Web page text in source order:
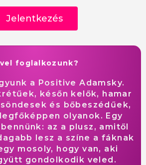
Jelentkezés
foglalkozunk?
a Positive Adamsky.
későn kelők, hamar
és bőbeszédűek,
olyanok. Egy
az a plusz, amitől
lesz a színe a fáknak
mosoly, hogy van, aki
gondolkodik veled.